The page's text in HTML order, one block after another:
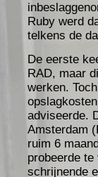
Ruby werd
telkens de
De eerste
RAD, maar
werken.
adviseerde.
Amsterdam
ruim 6
probeerde
schrijnende